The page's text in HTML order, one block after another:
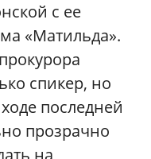
с ее
«Матильда».
спикер, но
последней
прозрачно